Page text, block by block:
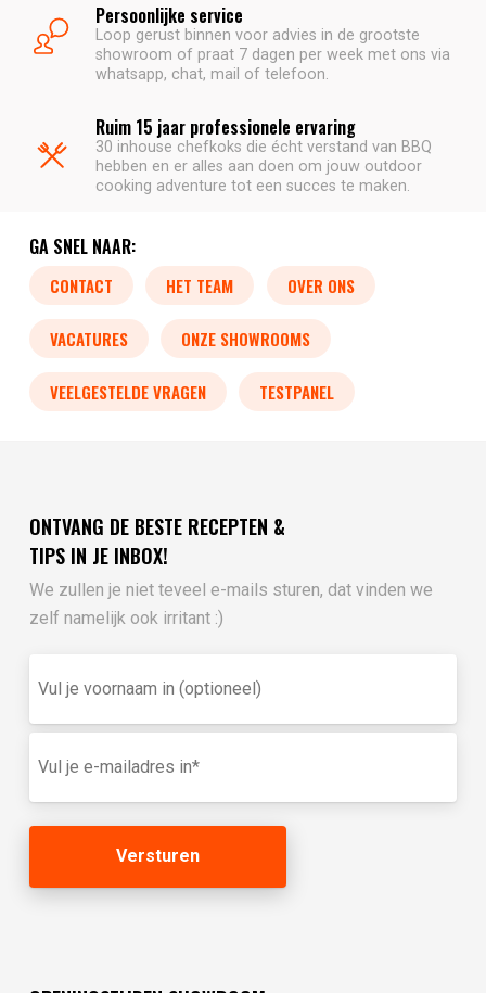
Persoonlijke service
Loop gerust binnen voor advies in de grootste
showroom of praat 7 dagen per week met ons via
whatsapp, chat, mail of telefoon.
Ruim 15 jaar professionele ervaring
30 inhouse chefkoks die écht verstand van BBQ
hebben en er alles aan doen om jouw outdoor
cooking adventure tot een succes te maken.
GA SNEL NAAR:
CONTACT HET TEAM OVER ONS
VACATURES ONZE SHOWROOMS
VEELGESTELDE VRAGEN TESTPANEL
ONTVANG DE BESTE RECEPTEN &
TIPS IN JE INBOX!
We zullen je niet teveel e-mails sturen, dat vinden we
zelf namelijk ook irritant :)
je
in
(optioneel)
mailadres